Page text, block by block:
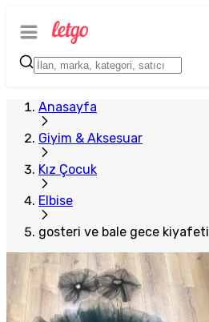
Anasayfa
Giyim & Aksesuar
Kız Çocuk
Elbise
gosteri ve bale gece kiyafeti